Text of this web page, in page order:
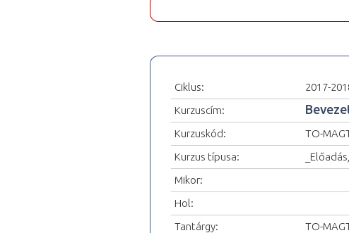
Ciklus:
2017-
Kurzuscím:
Kurzuskód:
TO-
Kurzus típusa:
Mikor:
Hol:
Tantárgy:
TO-